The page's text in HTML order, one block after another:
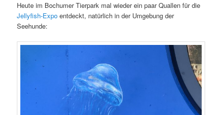
Heute im Bochumer Tierpark mal wieder ein paar Quallen für die
Jellyfish-Expo entdeckt, natürlich in der Umgebung der
Seehunde: